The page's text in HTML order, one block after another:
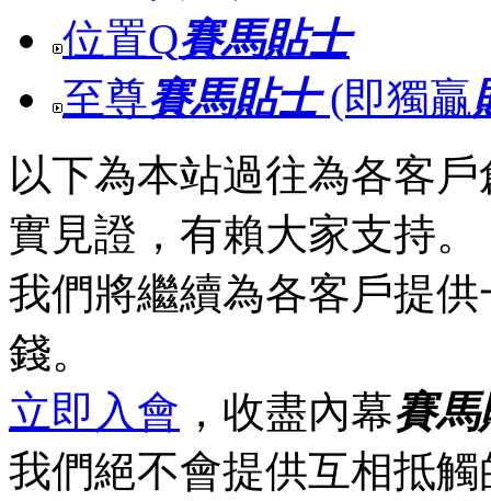
位置Q賽馬貼士
至尊賽馬貼士(即獨贏
以下為本站過往為各客
實見證，有賴大家支持。
我們將繼續為各客戶提
錢。
立即入會 ，收盡內幕賽
我們絕不會提供互相抵觸